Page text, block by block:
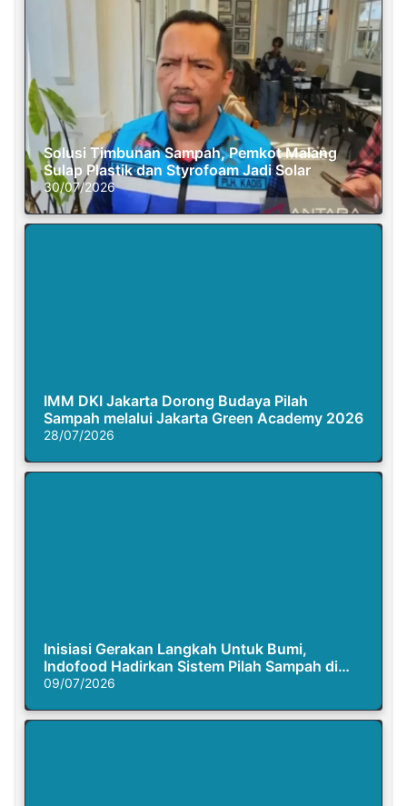
Solusi Timbunan Sampah, Pemkot Malang
Sulap Plastik dan Styrofoam Jadi Solar
30/07/2026
IMM DKI Jakarta Dorong Budaya Pilah
Sampah melalui Jakarta Green Academy 2026
28/07/2026
Inisiasi Gerakan Langkah Untuk Bumi,
Indofood Hadirkan Sistem Pilah Sampah di
Semasa Piknik
09/07/2026